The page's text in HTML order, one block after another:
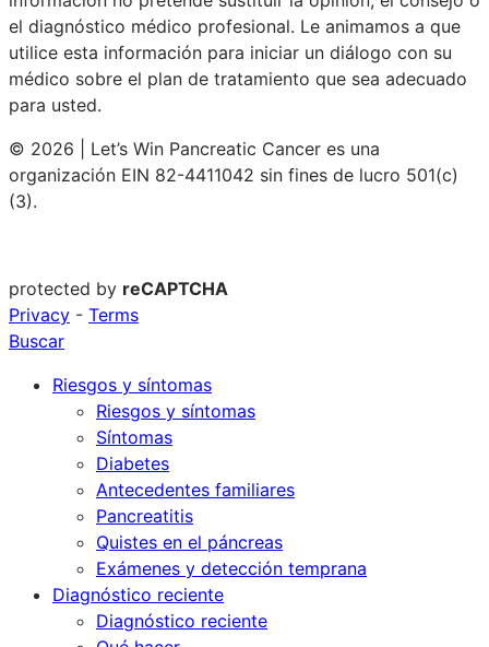
el diagnóstico médico profesional. Le animamos a que
utilice esta información para iniciar un diálogo con su
médico sobre el plan de tratamiento que sea adecuado
para usted.
© 2026 | Let’s Win Pancreatic Cancer es una
organización EIN 82-4411042 sin fines de lucro 501(c)
(3).
protected by reCAPTCHA
Privacy - Terms
Buscar
Riesgos y síntomas
Riesgos y síntomas
Síntomas
Diabetes
Antecedentes familiares
Pancreatitis
Quistes en el páncreas
Exámenes y detección temprana
Diagnóstico reciente
Diagnóstico reciente